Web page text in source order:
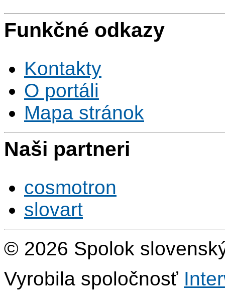
Funkčné odkazy
Kontakty
O portáli
Mapa stránok
Naši partneri
cosmotron
slovart
© 2026 Spolok
Vyrobila spoločnosť